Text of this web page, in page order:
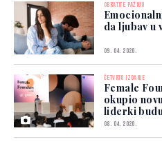
OBRATITE PAŽNJU
da ljubav u
09. 04. 2026.
ČETVRTO IZDANJE
Female
okupio
liderki
08. 04. 2026.